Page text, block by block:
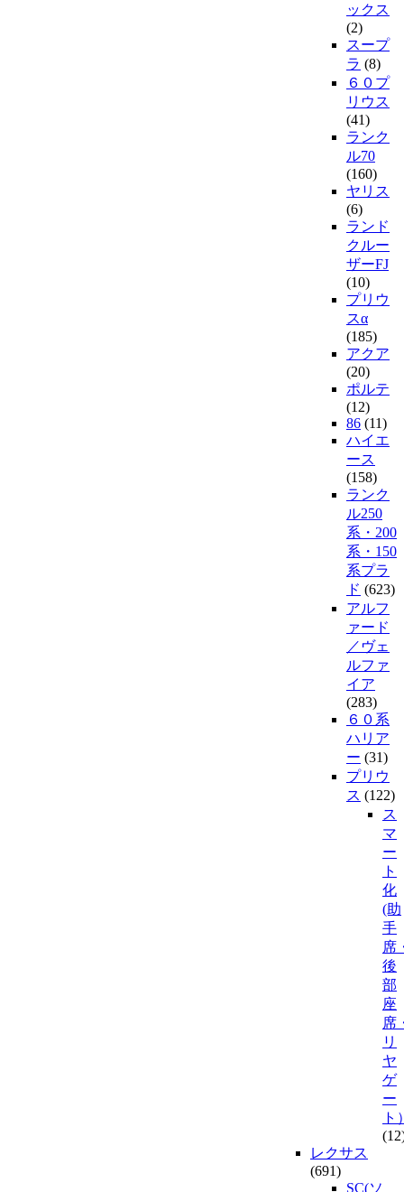
ックス
(2)
スープ
ラ (8)
６０プ
リウス
(41)
ランク
ル70
(160)
ヤリス
(6)
ランド
クルー
ザーFJ
(10)
プリウ
スα
(185)
アクア
(20)
ポルテ
(12)
86 (11)
ハイエ
ース
(158)
ランク
ル250
系・200
系・150
系プラ
ド (623)
アルフ
ァード
／ヴェ
ルファ
イア
(283)
６０系
ハリア
ー (31)
プリウ
ス (122)
ス
マ
ー
ト
化
(助
手
席
後
部
座
席
リ
ヤ
ゲ
ー
ト
レクサス
(691)
SC(ソ